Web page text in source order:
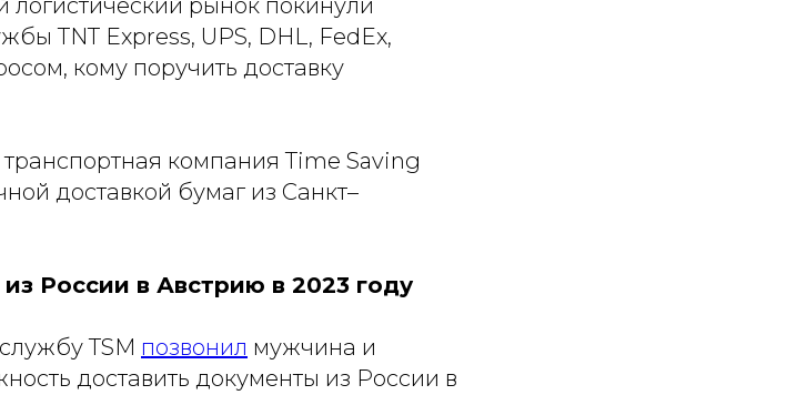
логистический рынок покинули
TNT Express, UPS, DHL, FedEx,
кому поручить доставку
транспортная компания Time Saving
доставкой бумаг из Санкт–
России в Австрию в 2023 году
TSM позвонил мужчина и
доставить документы из России в